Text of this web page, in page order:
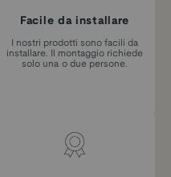
Facile da installare
I nostri prodotti sono facili da
installare. Il montaggio richiede
solo una o due persone.